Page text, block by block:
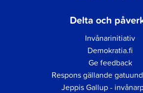
Delta och
Invånarinitiativ
Demokratia.fi
Ge feedback
Respons gällande
Jeppis Gallup -